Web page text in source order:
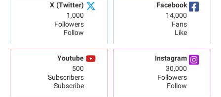
Facebook
14,000
Fans
Like
X (Twitter)
1,000
Followers
Follow
Instagram
30,000
Followers
Follow
Youtube
500
Subscribers
Subscribe